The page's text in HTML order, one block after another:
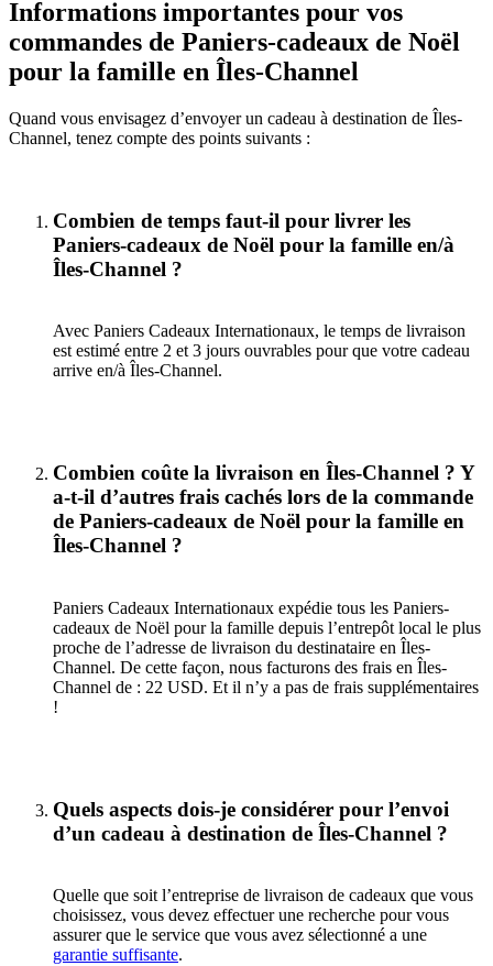
Informations importantes pour vos
commandes de Paniers-cadeaux de Noël
pour la famille en Îles-Channel
Quand vous envisagez d’envoyer un cadeau à destination de Îles-
Channel, tenez compte des points suivants :
Combien de temps faut-il pour livrer les
Paniers-cadeaux de Noël pour la famille en/à
Îles-Channel ?
Avec Paniers Cadeaux Internationaux, le temps de livraison
est estimé entre 2 et 3 jours ouvrables pour que votre cadeau
arrive en/à Îles-Channel.
Combien coûte la livraison en Îles-Channel ? Y
a-t-il d’autres frais cachés lors de la commande
de Paniers-cadeaux de Noël pour la famille en
Îles-Channel ?
Paniers Cadeaux Internationaux expédie tous les Paniers-
cadeaux de Noël pour la famille depuis l’entrepôt local le plus
proche de l’adresse de livraison du destinataire en Îles-
Channel. De cette façon, nous facturons des frais en Îles-
Channel de : 22 USD. Et il n’y a pas de frais supplémentaires
!
Quels aspects dois-je considérer pour l’envoi
d’un cadeau à destination de Îles-Channel ?
Quelle que soit l’entreprise de livraison de cadeaux que vous
choisissez, vous devez effectuer une recherche pour vous
assurer que le service que vous avez sélectionné a une
garantie suffisante.